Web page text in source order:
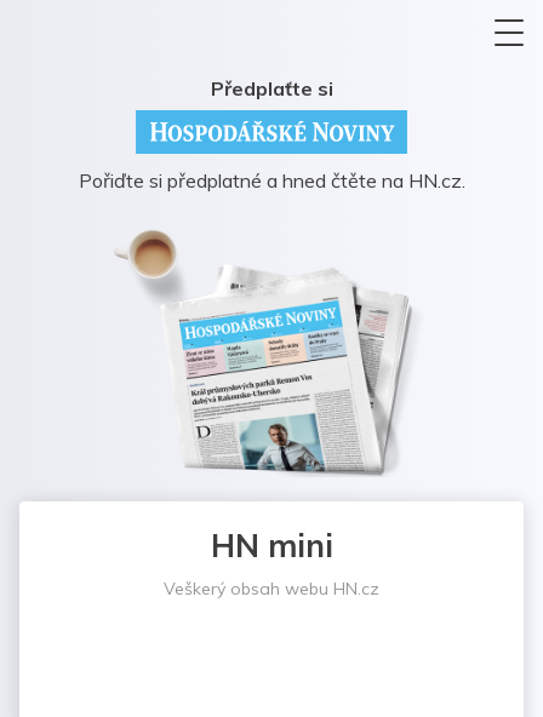
Předplaťte si
Pořiďte si předplatné a hned čtěte na HN.cz.
HN mini
Veškerý obsah webu HN.cz